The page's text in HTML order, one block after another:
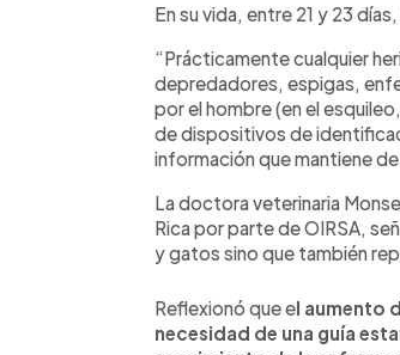
En su vida, entre 21 y 23
“Prácticamente cualquier
depredadores, espigas,
por el hombre (en el
de dispositivos de
información que mantiene de
La doctora veterinaria
Rica por parte de OIRSA,
y gatos sino que también
Reflexionó que el aumento
necesidad de una guía